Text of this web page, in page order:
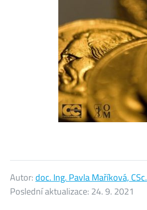
Autor: doc. Ing. Pavla Maříková, CSc.
Poslední aktualizace: 24. 9. 2021